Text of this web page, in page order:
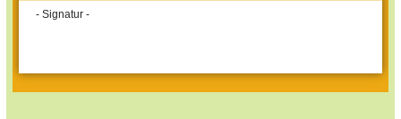
- Signatur -